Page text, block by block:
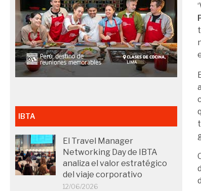
IBTA
El Travel Manager
Networking Day de IBTA
analiza el valor estratégico
del viaje corporativo
12/06/2026